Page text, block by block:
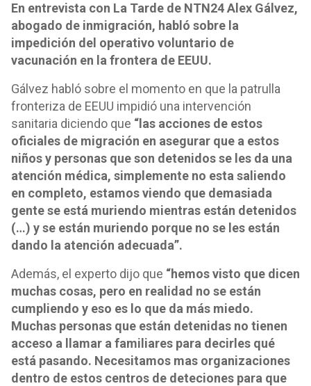
En entrevista con La Tarde de NTN24 Alex Gálvez,
abogado de inmigración, habló sobre la
impedición del operativo voluntario de
vacunación en la frontera de EEUU.
Gálvez habló sobre el momento en que la patrulla
fronteriza de EEUU impidió una intervención
sanitaria diciendo que “las acciones de estos
oficiales de migración en asegurar que a estos
niños y personas que son detenidos se les da una
atención médica, simplemente no esta saliendo
en completo, estamos viendo que demasiada
gente se está muriendo mientras están detenidos
(…) y se están muriendo porque no se les están
dando la atención adecuada”.
Además, el experto dijo que “hemos visto que dicen
muchas cosas, pero en realidad no se están
cumpliendo y eso es lo que da más miedo.
Muchas personas que están detenidas no tienen
acceso a llamar a familiares para decirles qué
está pasando. Necesitamos mas organizaciones
dentro de estos centros de deteciones para que